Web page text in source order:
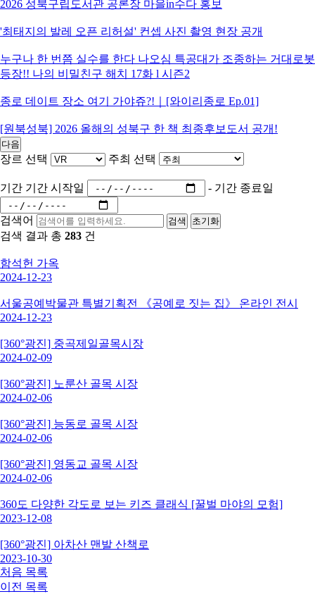
2026 성북구립도서관 공론장 마을in수다 홍보
'최태지의 발레 오픈 리허설' 컨셉 사진 촬영 현장 공개
누구나 한 번쯤 실수를 한다 나오심 특공대가 조종하는 거대로봇
등장!! 나의 비밀친구 해치 17화 l 시즌2
종로 데이트 장소 여기 가야쥬?!｜[와이리종로 Ep.01]
[원북성북] 2026 올해의 성북구 한 책 최종후보도서 공개!
다음
장르 선택 주최 선택
기간 기간 시작일 - 기간 종료일
검색어 검색 초기화
검색 결과 총 283 건
함석헌 가옥
2024-12-23
서울공예박물관 특별기획전 《공예로 짓는 집》 온라인 전시
2024-12-23
[360°광진] 중곡제일골목시장
2024-02-09
[360°광진] 노룬산 골목 시장
2024-02-06
[360°광진] 능동로 골목 시장
2024-02-06
[360°광진] 영동교 골목 시장
2024-02-06
360도 다양한 각도로 보는 키즈 클래식 [꿀벌 마야의 모험]
2023-12-08
[360°광진] 아차산 맨발 산책로
2023-10-30
처음 목록
이전 목록